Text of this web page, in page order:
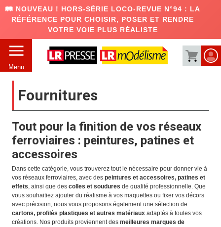
🛤️ NOUVEAU ! HORS-SÉRIE LOCO-REVUE N°94 : LA
RÉFÉRENCE POUR CHOISIR, POSER ET RENDRE
VOTRE VOIE PLUS RÉALISTE
Menu
Fournitures
Tout pour la finition de vos réseaux
ferroviaires : peintures, patines et
accessoires
Dans cette catégorie, vous trouverez tout le nécessaire pour donner vie à
vos réseaux ferroviaires, avec des peintures et accessoires, patines et
effets, ainsi que descolles et soudures de qualité professionnelle. Que
vous souhaitiez ajouter du réalisme à vos maquettes ou fixer vos décors
avec précision, nous vous proposons également une sélection de
cartons, profilés plastiques et autres matériauxadaptés à toutes vos
créations. Nos produits proviennent des meilleures marques de